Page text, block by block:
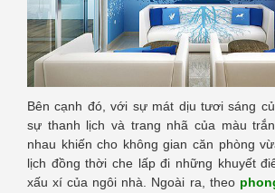
Bên cạnh đó, với sự mát dịu tươi sáng
sự thanh lịch và trang nhã của màu
nhau khiến cho không gian căn phòng
lịch đồng thời che lấp đi những khuyết
xấu xí của ngôi nhà. Ngoài ra, theo